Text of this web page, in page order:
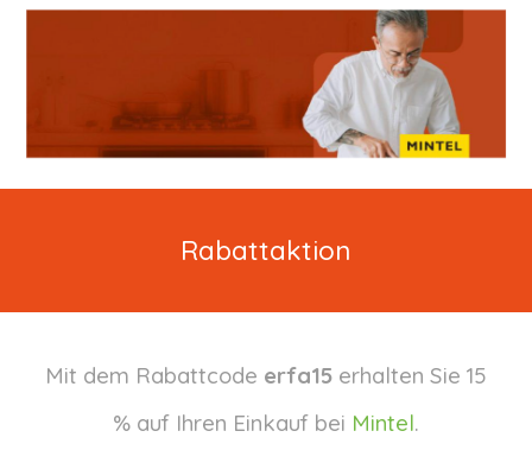
Rabattaktion
Mit dem Rabattcode erfa15 erhalten Sie 15
% auf Ihren Einkauf bei Mintel.